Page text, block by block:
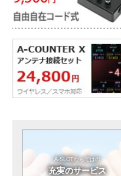
A-SLOTならではの
充実のサービス